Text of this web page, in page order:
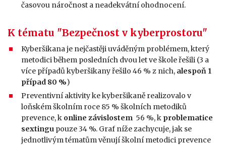
časovou náročnost a neadekvátní ohodnocení.
K tématu "Bezpečnost v kyberprostoru"
Kyberšikana je nejčastěji uváděným problémem, který
metodici během posledních dvou let ve škole řešili (3 a
více případů kyberšikany řešilo 46 % z nich, alespoň 1
případ 80 %)
Preventivní aktivity ke kyberšikaně realizovalo v
loňském školním roce 85 % školních metodiků
prevence, k online závislostem 56 %, k problematice
sextingu pouze 34 %. Graf níže zachycuje, jak se
jednotlivým tématům věnují školní metodici prevence